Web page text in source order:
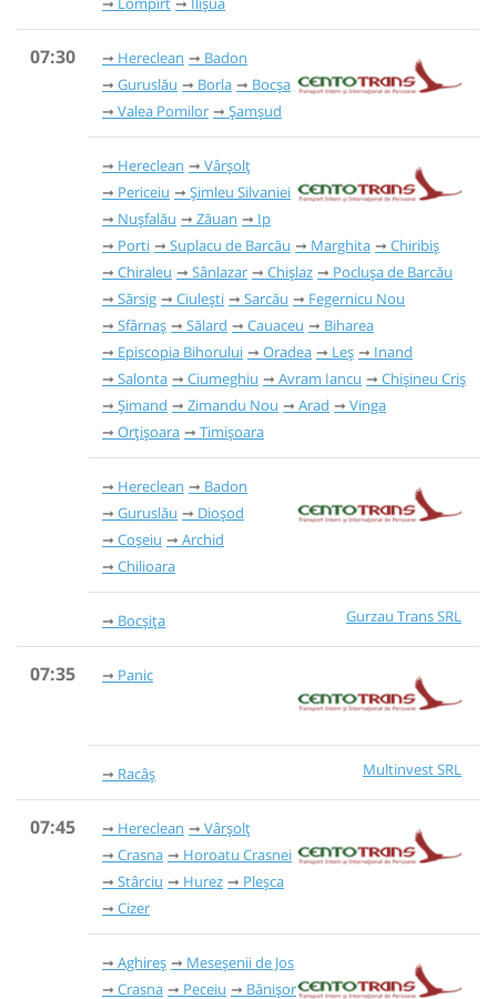
07:30 Hereclean
Badon
Guruslău
Borla
Bocșa
Valea Pomilor
Șamșud
Hereclean
Vârșolț
Periceiu
Șimleu Silvaniei
Nușfalău
Zăuan
Ip
Porti
Suplacu de Barcău Marghita
Chiribiș
Chiraleu
Sânlazar Chișlaz
Poclușa de Barcău
Sărsig
Ciulești Sarcău
Fegernicu Nou
Sfârnaș
Sălard Cauaceu
Biharea
Episcopia Bihorului
Oradea Leş
Inand
Salonta
Ciumeghiu Avram Iancu
Chișineu Criș
Șimand
Zimandu Nou Arad
Vinga
Orțişoara
Timișoara
Hereclean
Badon
Guruslău
Dioșod
Coșeiu
Archid
Chilioara
Gurzau Trans SRL
Bocșița
07:35 Panic
Multinvest SRL
Racâș
07:45 Hereclean
Vârșolț
Crasna
Horoatu Crasnei
Stârciu
Hurez
Pleșca
Cizer
Aghireș
Meseșenii de Jos
Crasna
Peceiu
Bănișor